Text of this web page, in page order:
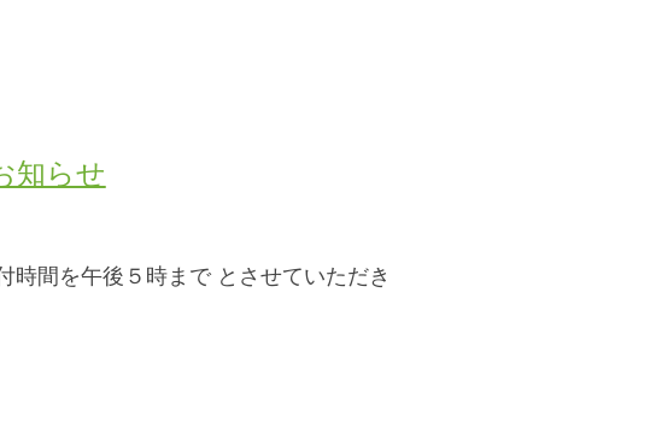
知らせ
時間を午後５時まで とさせていただき